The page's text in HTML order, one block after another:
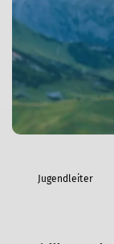
Jugendleiter